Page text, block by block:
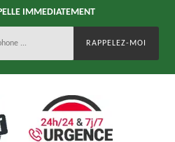
IMMEDIATEMENT